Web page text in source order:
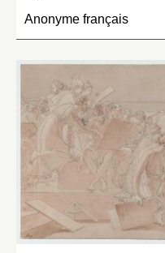
Anonyme français